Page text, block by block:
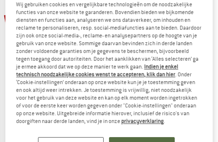
-15%
MOUNTAIN EQUIPMENT
Helium Solo
Donzen slaapzak
€ 229,95vanaf € 195,46
-25%
MOUNTAIN EQUIPMENT
Xenith I
Donzen slaapzak
€ 399,95vanaf € 299,96
Wij gebruiken cookies en vergelijkbare technologieën om de noodzakelijke
functies van onze website te garanderen. Bovendien bieden we bijkomende
diensten en functies aan, analyseren we ons dataverkeer, om inhouden en
reclame te personaliseren, resp. social-mediafuncties aan te bieden. Daardoor
zijn ook onze social-media-, reclame- en analysepartners op de hoogte van je
gebruik van onze website. Sommige daarvan bevinden zich in derde landen
zonder voldoende garanties om je gegevens te beschermen, bijvoorbeeld
tegen toegang door autoriteiten. Door het aanklikken van ‘Alles selecteren’ ga
je ermee akkoord dat we op deze manier te werk gaan. Indien je enkel
technisch noodzakelijke cookies wenst te accepteren, klik dan hier . Onder
‘Cookie-instellingen’ onderaan op onze website kun je je toestemming geven
en ook altijd weer intrekken. Je toestemming is vrijwillig, niet noodzakelijk
voor het gebruik van deze website en kan op elk moment worden ingetrokken
of voor de eerste keer worden gegeven onder "Cookie-instellingen" onderaan
op onze website. Uitgebreide informatie hierover, inclusief de risico's van
doorgiften naar derde landen, vind je in onze privacyverklaring